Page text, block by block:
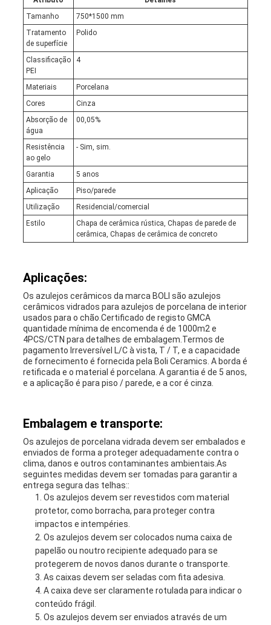
Tamanho
750*1500 mm
Tratamento
de superfície
Polido
Classificação
PEI
4
Materiais
Porcelana
Cores
Cinza
Absorção de
água
00,05%
Resistência
ao gelo
- Sim, sim.
Garantia
5 anos
Aplicação
Piso/parede
Utilização
Residencial/comercial
Estilo
Chapa de cerâmica rústica, Chapas de parede de
cerâmica, Chapas de cerâmica de concreto
Aplicações:
Os azulejos cerâmicos da marca BOLI são azulejos
cerâmicos vidrados para azulejos de porcelana de interior
usados para o chão.Certificado de registo GMCA
quantidade mínima de encomenda é de 1000m2 e
4PCS/CTN para detalhes de embalagem.Termos de
pagamento Irreversível L/C à vista, T / T, e a capacidade
de fornecimento é fornecida pela Boli Ceramics. A borda é
retificada e o material é porcelana. A garantia é de 5 anos,
e a aplicação é para piso / parede, e a cor é cinza.
Embalagem e transporte:
Os azulejos de porcelana vidrada devem ser embalados e
enviados de forma a proteger adequadamente contra o
clima, danos e outros contaminantes ambientais.As
seguintes medidas devem ser tomadas para garantir a
entrega segura das telhas::
Os azulejos devem ser revestidos com material
protetor, como borracha, para proteger contra
impactos e intempéries.
Os azulejos devem ser colocados numa caixa de
papelão ou noutro recipiente adequado para se
protegerem de novos danos durante o transporte.
As caixas devem ser seladas com fita adesiva.
A caixa deve ser claramente rotulada para indicar o
conteúdo frágil.
Os azulejos devem ser enviados através de um